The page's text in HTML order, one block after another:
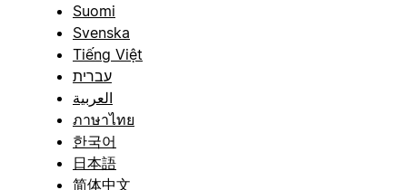
Suomi
Svenska
Tiếng Việt
עברית
العربية
ภาษาไทย
한국어
日本語
简体中文